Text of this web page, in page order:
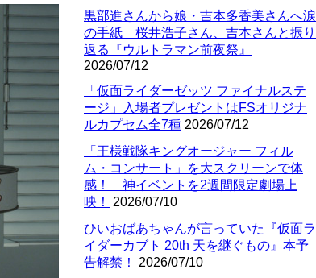
黒部進さんから娘・吉本多香美さんへ涙
の手紙 桜井浩子さん、吉本さんと振り
返る『ウルトラマン前夜祭』
2026/07/12
「仮面ライダーゼッツ ファイナルステ
ージ」入場者プレゼントはFSオリジナ
ルカプセム全7種 2026/07/12
「王様戦隊キングオージャー フィル
ム・コンサート」を大スクリーンで体
感！ 神イベントを2週間限定劇場上
映！
2026/07/10
ひいおばあちゃんが言っていた『仮面ラ
イダーカブト 20th 天を継ぐもの』本予
告解禁！
2026/07/10